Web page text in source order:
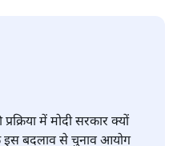
में मोदी सरकार क्यों
इस बदलाव से चुनाव आयोग